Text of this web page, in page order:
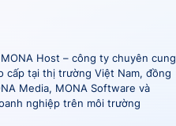
Host – công ty chuyên cung
cấp tại thị trường Việt Nam, đồng
Media, MONA Software và
nghiệp trên môi trường